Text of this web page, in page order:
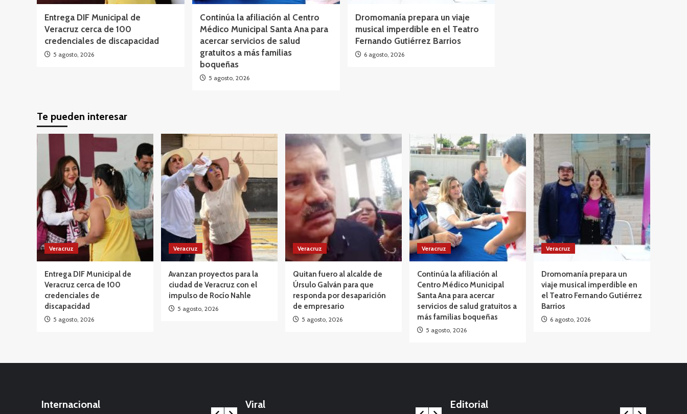
Entrega DIF Municipal de
Veracruz cerca de 100
credenciales de discapacidad
5 agosto, 2026
Continúa la afiliación al Centro
Médico Municipal Santa Ana para
acercar servicios de salud
gratuitos a más familias
boqueñas
5 agosto, 2026
Dromomanía prepara un viaje
musical imperdible en el Teatro
Fernando Gutiérrez Barrios
6 agosto, 2026
Te pueden interesar
Veracruz
Entrega DIF Municipal de
Veracruz cerca de 100
credenciales de
discapacidad
5 agosto, 2026
Veracruz
Avanzan proyectos para la
ciudad de Veracruz con el
impulso de Rocío Nahle
5 agosto, 2026
Veracruz
Quitan fuero al alcalde de
Úrsulo Galván para que
responda por desaparición
de empresario
5 agosto, 2026
Veracruz
Continúa la afiliación al
Centro Médico Municipal
Santa Ana para acercar
servicios de salud gratuitos a
más familias boqueñas
5 agosto, 2026
Veracruz
Dromomanía prepara un
viaje musical imperdible en
el Teatro Fernando Gutiérrez
Barrios
6 agosto, 2026
Internacional Viral Editorial
calendario político: Entre Tirios y Troyanos